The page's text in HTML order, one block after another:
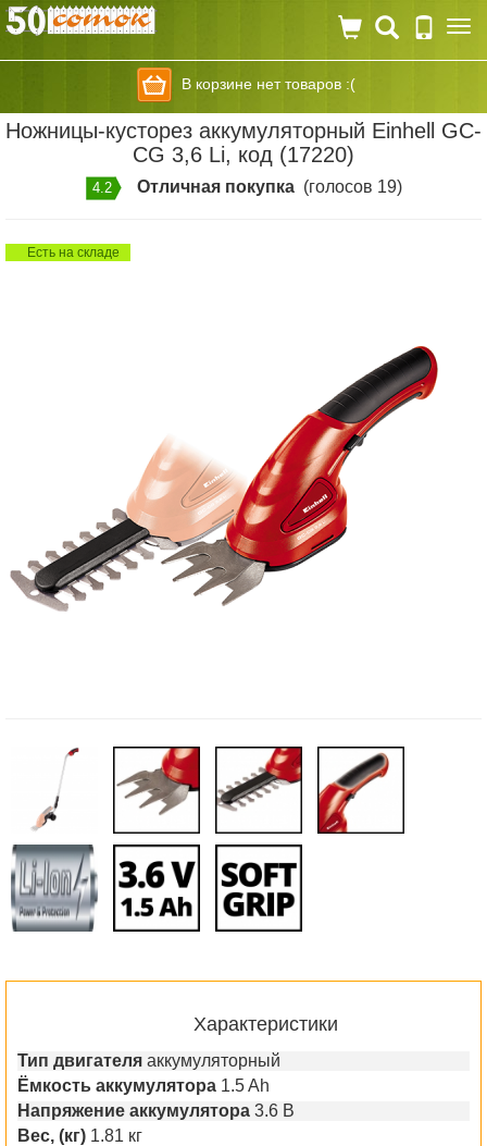
В корзине нет товаров :(
Ножницы-кусторез аккумуляторный Einhell GС-
CG 3,6 Li, код (17220)
4.2 Отличная покупка(голосов 19)
Есть на складе
Характеристики
Тип двигателя аккумуляторный
Ёмкость аккумулятора 1.5 Ah
Напряжение аккумулятора 3.6 В
Вес, (кг) 1.81 кг